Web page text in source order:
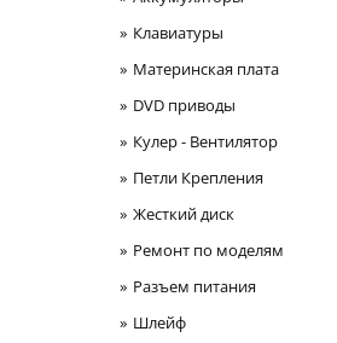
Клавиатуры
Материнская плата
DVD приводы
Кулер - Вентилятор
Петли Крепления
Жесткий диск
Ремонт по моделям
Разъем питания
Шлейф